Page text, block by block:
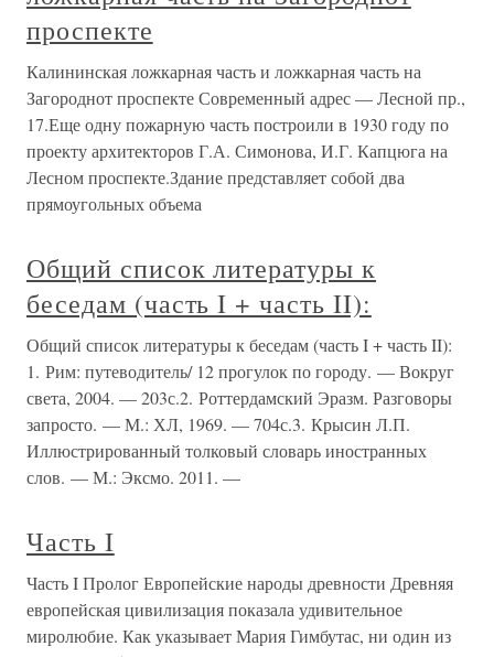
проспекте
Калининская ложкарная часть и ложкарная часть на
Загороднот проспекте Современный адрес — Лесной пр.,
17.Еще одну пожарную часть построили в 1930 году по
проекту архитекторов Г.А. Симонова, И.Г. Капцюга на
Лесном проспекте.Здание представляет собой два
прямоугольных объема
Общий список литературы к
беседам (часть I + часть II):
Общий список литературы к беседам (часть I + часть II):
1. Рим: путеводитель/ 12 прогулок по городу. — Вокруг
света, 2004. — 203с.2. Роттердамский Эразм. Разговоры
запросто. — М.: ХЛ, 1969. — 704с.3. Крысин Л.П.
Иллюстрированный толковый словарь иностранных
слов. — М.: Эксмо. 2011. —
Часть I
Часть I Пролог Европейские народы древности Древняя
европейская цивилизация показала удивительное
миролюбие. Как указывает Мария Гимбутас, ни один из